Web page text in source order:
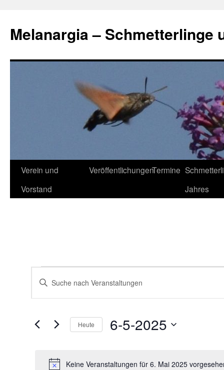
springen
Melanargia – Schmetterlinge
Verein und
Vorstand
VeröffentlichungenTermine
Jahres
Veranstaltungen
für
Mai
Keine Veranstaltungen für 6. Mai 2025
Veranstaltungen
Suche
und
Ansichten,
Bitte
Schlüsselwort
Veranstaltungen
Schlüsselwort.
Heute 6-5-2025